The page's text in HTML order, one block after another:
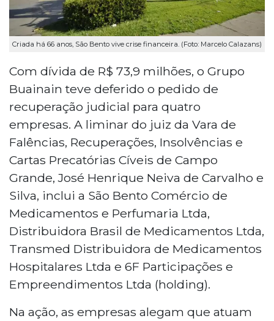
Criada há 66 anos, São Bento vive crise financeira. (Foto: Marcelo Calazans)
Com dívida de R$ 73,9 milhões, o Grupo
Buainain teve deferido o pedido de
recuperação judicial para quatro
empresas. A liminar do juiz da Vara de
Falências, Recuperações, Insolvências e
Cartas Precatórias Cíveis de Campo
Grande, José Henrique Neiva de Carvalho e
Silva, inclui a São Bento Comércio de
Medicamentos e Perfumaria Ltda,
Distribuidora Brasil de Medicamentos Ltda,
Transmed Distribuidora de Medicamentos
Hospitalares Ltda e 6F Participações e
Empreendimentos Ltda (holding).
Na ação, as empresas alegam que atuam